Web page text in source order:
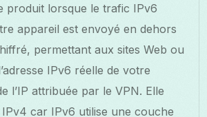
produit lorsque le trafic IPv6
appareil est envoyé en dehors
permettant aux sites Web ou
IPv6 réelle de votre
l’IP attribuée par le VPN. Elle
car IPv6 utilise une couche